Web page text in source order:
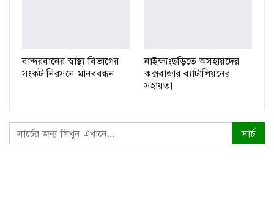
বান্দরবানের স্বাস্থ্য বিভাগের
সংকট নিরসনে মানববন্ধন
নাইক্ষ্যংছড়িতে অসহায়দের
কক্সবাজার ব্যাটালিয়নের
সহায়তা